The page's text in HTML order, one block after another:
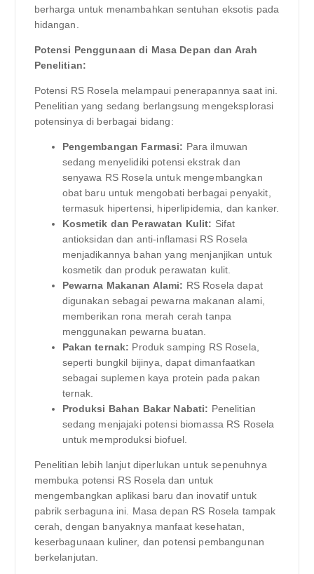
berharga untuk menambahkan sentuhan eksotis pada
hidangan.
Potensi Penggunaan di Masa Depan dan Arah
Penelitian:
Potensi RS Rosela melampaui penerapannya saat ini.
Penelitian yang sedang berlangsung mengeksplorasi
potensinya di berbagai bidang:
Pengembangan Farmasi: Para ilmuwan
sedang menyelidiki potensi ekstrak dan
senyawa RS Rosela untuk mengembangkan
obat baru untuk mengobati berbagai penyakit,
termasuk hipertensi, hiperlipidemia, dan kanker.
Kosmetik dan Perawatan Kulit: Sifat
antioksidan dan anti-inflamasi RS Rosela
menjadikannya bahan yang menjanjikan untuk
kosmetik dan produk perawatan kulit.
Pewarna Makanan Alami: RS Rosela dapat
digunakan sebagai pewarna makanan alami,
memberikan rona merah cerah tanpa
menggunakan pewarna buatan.
Pakan ternak: Produk samping RS Rosela,
seperti bungkil bijinya, dapat dimanfaatkan
sebagai suplemen kaya protein pada pakan
ternak.
Produksi Bahan Bakar Nabati: Penelitian
sedang menjajaki potensi biomassa RS Rosela
untuk memproduksi biofuel.
Penelitian lebih lanjut diperlukan untuk sepenuhnya
membuka potensi RS Rosela dan untuk
mengembangkan aplikasi baru dan inovatif untuk
pabrik serbaguna ini. Masa depan RS Rosela tampak
cerah, dengan banyaknya manfaat kesehatan,
keserbagunaan kuliner, dan potensi pembangunan
berkelanjutan.